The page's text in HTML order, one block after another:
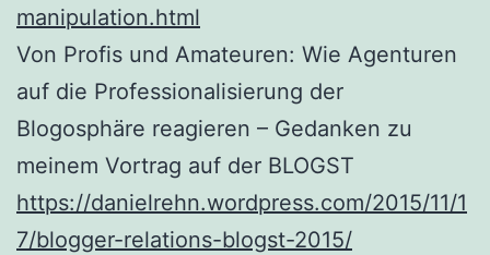
manipulation.html
Von Profis und Amateuren: Wie Agenturen
auf die Professionalisierung der
Blogosphäre reagieren – Gedanken zu
meinem Vortrag auf der BLOGST
https://danielrehn.wordpress.com/2015/11/1
7/blogger-relations-blogst-2015/